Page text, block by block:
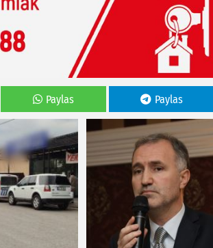
Paylas Paylas